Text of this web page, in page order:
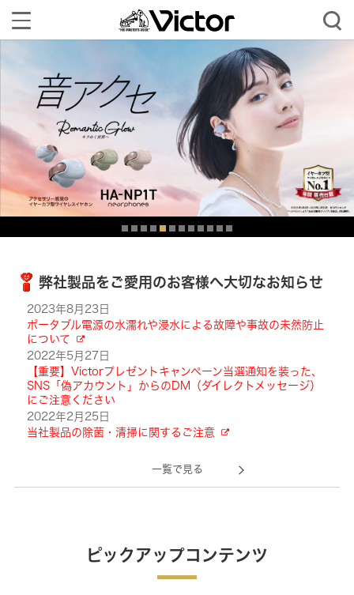
Toggle
navigation
弊社製品をご愛用のお客様へ大切なお知らせ
一覧で見る
2023年8月23日
ポータブル電源の水濡れや浸水による故障や事故の未然防止
について
2022年5月27日
【重要】Victorプレゼントキャンペーン当選通知を装った、
SNS「偽アカウント」からのDM（ダイレクトメッセージ）
にご注意ください
2022年2月25日
当社製品の除菌・清掃に関するご注意
ピックアップコンテンツ